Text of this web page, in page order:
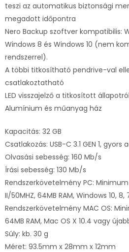
teszi az automatikus biztonsági
megadott időpontra
Nero Backup szoftver kompatibilis:
Windows 8 és Windows 10 (nem
rendszerrel).
A többi titkosítható pendrive-val
csatlakoztatható
LED visszajelző a titkosított állapotról
Alumínium és műanyag ház
Kapacitás: 32 GB
Csatlakozás: USB-C 3.1 GEN 1,
Olvasási sebesség: 160 Mb/s
Írási sebesség: 130 Mb/s
Rendszerkövetelmény PC:
II/50MHZ, 64MB RAM, Windows 10, 8,
Rendszerkövetelmény MAC OS:
64MB RAM, Mac OS X 10.4 vagy
Súly: kb. 30 g
Méret: 93.5mm x 28mm x 12mm